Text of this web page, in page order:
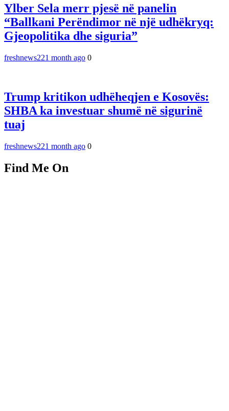
Ylber Sela merr pjesë në panelin
“Ballkani Perëndimor në një udhëkryq:
Gjeopolitika dhe siguria”
freshnews221 month ago 0
Trump kritikon udhëheqjen e Kosovës:
SHBA ka investuar shumë në sigurinë
tuaj
freshnews221 month ago 0
Find Me On